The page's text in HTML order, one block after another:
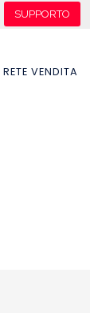
SUPPORTO
RETE VENDITA